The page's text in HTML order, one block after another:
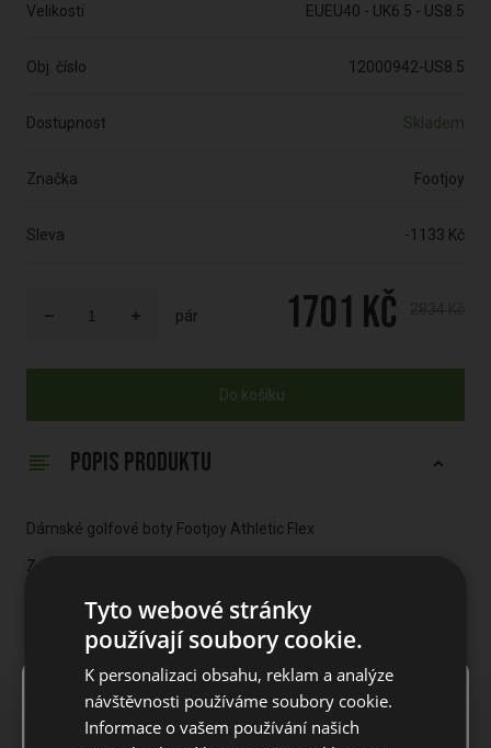
Velikosti EUEU40 - UK6.5 - US8.5
Obj. číslo 12000942-US8.5
Dostupnost Skladem
Značka Footjoy
Sleva -1133 Kč
pár 1701 Kč 2834 Kč
Do košíku
POPIS PRODUKTU
Dámské golfové boty Footjoy Athletic Flex
Zažijte neuvěřitelnou trakci a výkon na hřišti s těmito
VÝKONNÝ MESH
pohodlí s výjimečnou prodyšností.
VŠESTRANNÁ TRAKCE
Notice
Tyto webové stránky
používají soubory cookie.
K personalizaci obsahu, reklam a analýze
návštěvnosti používáme soubory cookie.
Informace o vašem používání našich